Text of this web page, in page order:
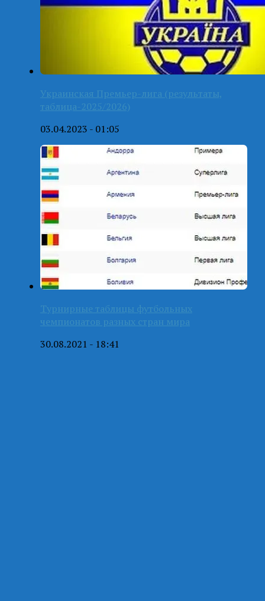
Украинская Премьер-лига (результаты,
таблица-2025/2026)
03.04.2023 - 01:05
Турнирные таблицы футбольных
чемпионатов разных стран мира
30.08.2021 - 18:41